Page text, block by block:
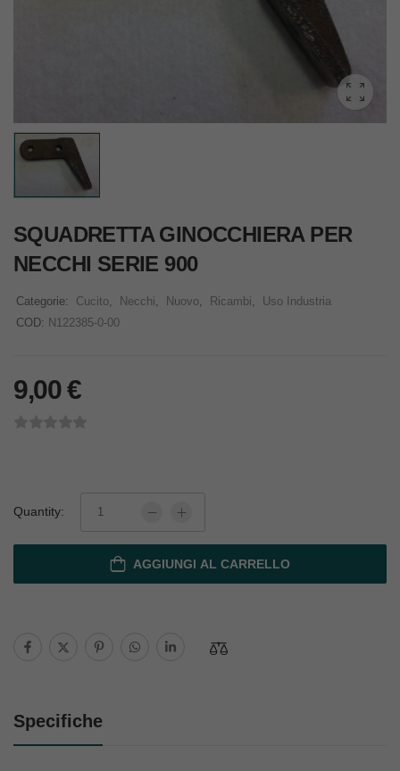
SQUADRETTA GINOCCHIERA PER
NECCHI SERIE 900
Categorie: Cucito Necchi Nuovo Ricambi
Uso Industria
COD: N122385-0-00
9,00€
Quantity:
AGGIUNGI AL CARRELLO
Specifiche